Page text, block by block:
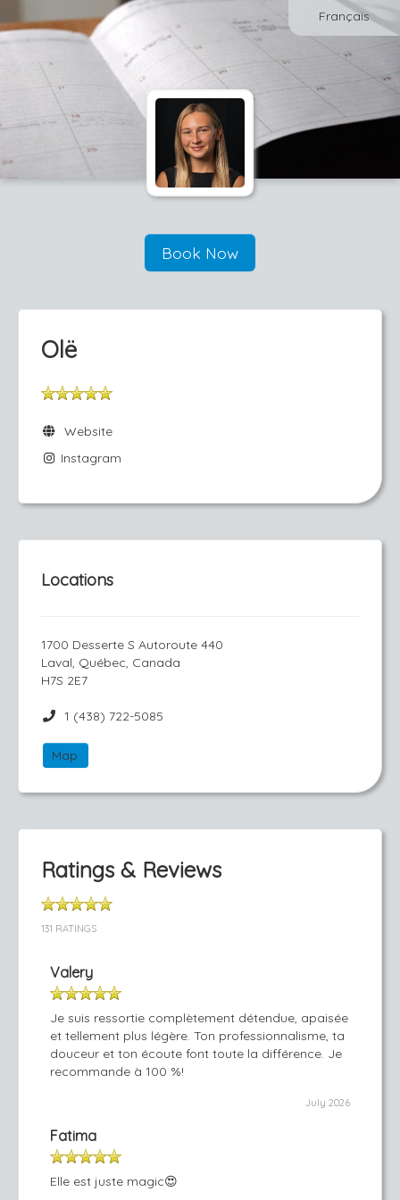
Français
Book Now
Olë
Website
Instagram
Locations
1700 Desserte S Autoroute 440
Laval, Québec, Canada
H7S 2E7
1 (438) 722-5085
Map
Ratings & Reviews
131 RATINGS
Valery
Je suis ressortie complètement détendue, apaisée
et tellement plus légère. Ton professionnalisme, ta
douceur et ton écoute font toute la différence. Je
recommande à 100 %!
July 2026
Fatima
Elle est juste magic😍